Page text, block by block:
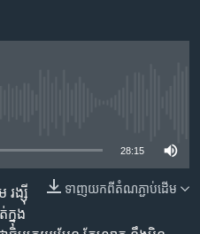
28:15
ទាញ​យក​ពី​តំណភ្ជាប់​ដើម
ង្ស៊ី
ក្នុង​